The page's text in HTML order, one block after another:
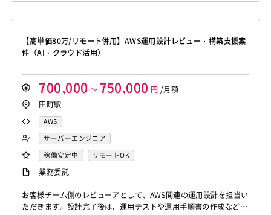
【高単価80万/リモート併用】AWS運用設計レビュー・構築支援案
件（AI・クラウド活用）
700,000 ～ 750,000 円 /月額
田町駅
AWS
サーバーエンジニア
稼働安定中
リモートOK
業務委託
お客様チーム側のレビューアとして、AWS関連の運用設計を担当い
ただきます。設計完了後は、運用テストや運用手順書の作成など、